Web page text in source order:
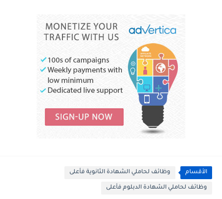
الأقسام وظائف لحاملي الشهادة الثانوية فأعلى
وظائف لحاملي الشهادة الدبلوم فأعلى